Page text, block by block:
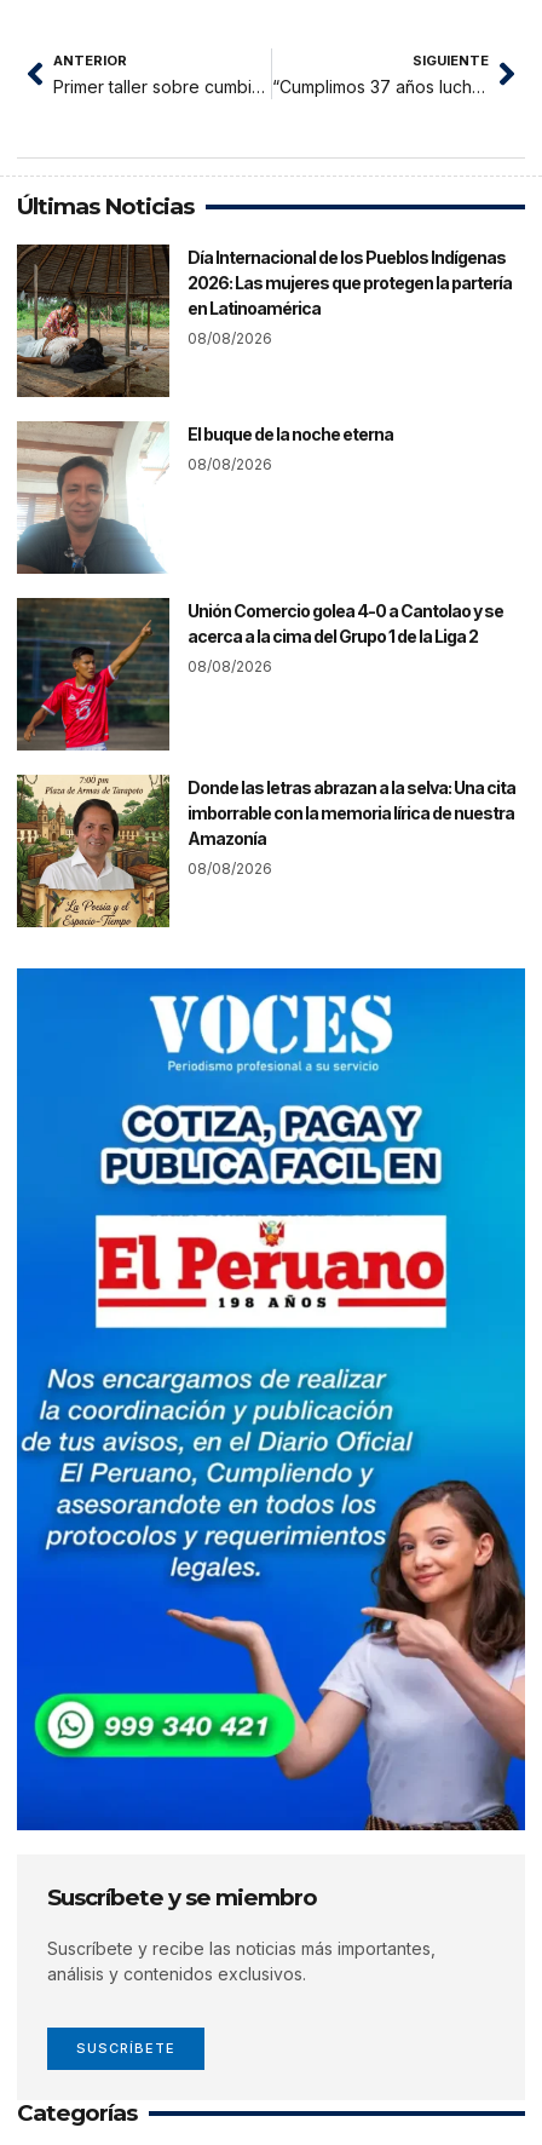
ANTERIOR
Primer taller sobre cumbia amazónica
SIGUIENTE
“Cumplimos 37 años luchando contra la cadena de las drogas y trabajado de manera integral por los niños, jóvenes y las mujeres que son agentes de lujo de cambio en el perú
Últimas Noticias
Día Internacional de los Pueblos Indígenas
2026: Las mujeres que protegen la partería
en Latinoamérica
08/08/2026
El buque de la noche eterna
08/08/2026
Unión Comercio golea 4-0 a Cantolao y se
acerca a la cima del Grupo 1 de la Liga 2
08/08/2026
Donde las letras abrazan a la selva: Una cita
imborrable con la memoria lírica de nuestra
Amazonía
08/08/2026
Suscríbete y se miembro
Suscríbete y recibe las noticias más importantes,
análisis y contenidos exclusivos.
SUSCRÍBETE
Categorías